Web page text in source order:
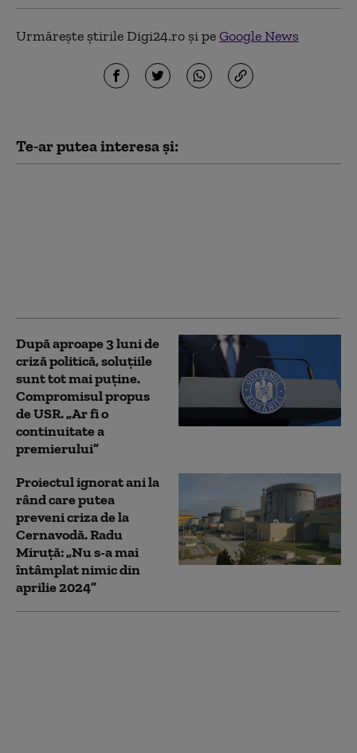
Urmărește știrile Digi24.ro și peGoogle News
Te-ar putea interesa și:
După aproape 3 luni de
criză politică, soluțiile
sunt tot mai puține.
Compromisul propus
de USR. „Ar fi o
continuitate a
premierului”
Proiectul ignorat ani la
rând care putea
preveni criza de la
Cernavodă. Radu
Miruță: „Nu s-a mai
întâmplat nimic din
aprilie 2024”